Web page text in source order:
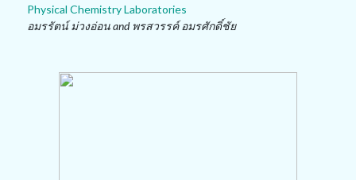
Physical Chemistry Laboratories
อมรรัตน์ ม่วงอ่อน and พรสวรรค์ อมรศักดิ์ชัย